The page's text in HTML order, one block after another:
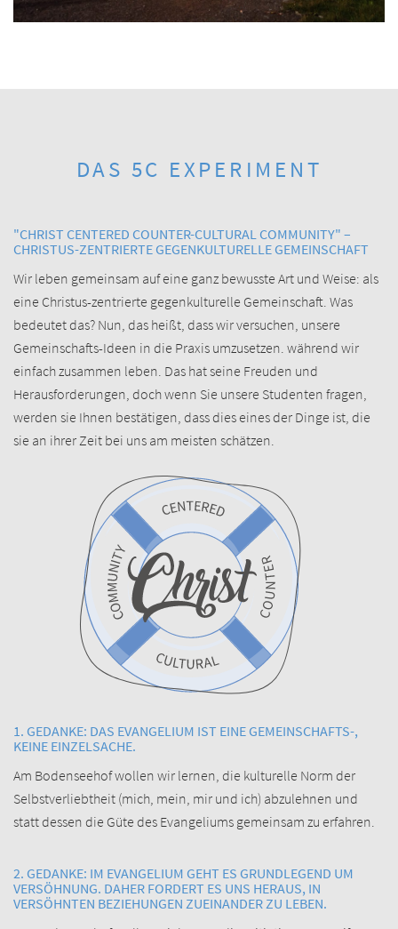
DAS 5C EXPERIMENT
"CHRIST CENTERED COUNTER-CULTURAL COMMUNITY" –
CHRISTUS-ZENTRIERTE GEGEN­KULTURELLE GEMEIN­SCHAFT
Wir leben gemeinsam auf eine ganz bewusste Art und Weise: als
eine Christus-zentrierte gegen­kulturelle Gemein­schaft. Was
bedeutet das? Nun, das heißt, dass wir versuchen, unsere
Gemeinschafts-Ideen in die Praxis umzusetzen. während wir
einfach zusammen leben. Das hat seine Freuden und
Herausforderungen, doch wenn Sie unsere Studenten fragen,
werden sie Ihnen bestätigen, dass dies eines der Dinge ist, die
sie an ihrer Zeit bei uns am meisten schätzen.
1. GEDANKE: DAS EVANGELIUM IST EINE GEMEINSCHAFTS-,
KEINE EINZELSACHE.
Am Bodenseehof wollen wir lernen, die kulturelle Norm der
Selbstverliebtheit (mich, mein, mir und ich) abzulehnen und
statt dessen die Güte des Evangeliums gemeinsam zu erfahren.
2. GEDANKE: IM EVANGELIUM GEHT ES GRUNDLEGEND UM
VERSÖHNUNG. DAHER FORDERT ES UNS HERAUS, IN
VERSÖHNTEN BEZIEHUNGEN ZUEINANDER ZU LEBEN.